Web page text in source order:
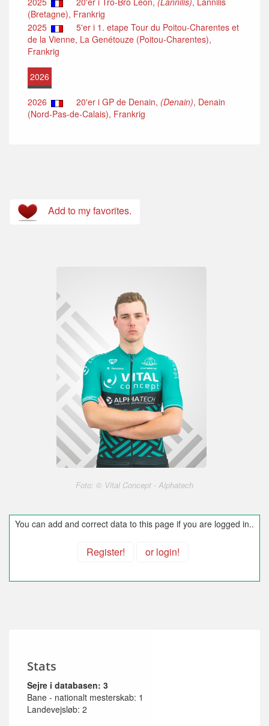
(Bretagne), Frankrig
2025
5'er i 1. etape Tour du Poitou-Charentes et
de la Vienne, La Genétouze (Poitou-Charentes),
Frankrig
2026
2026 20'er i GP de Denain, (Denain), Denain
(Nord-Pas-de-Calais), Frankrig
Add to my favorites.
Foto: © Vital Concept - Alphatech
You can add and correct data to this page if you are logged in..
Register! or login!
Stats
Sejre i databasen: 3
Bane - nationalt mesterskab: 1
Landevejsløb: 2